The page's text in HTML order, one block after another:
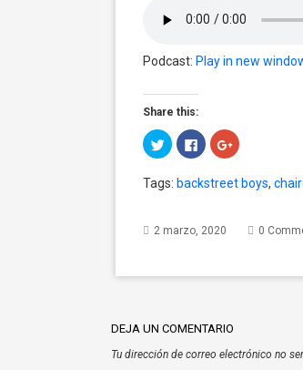
Podcast: Play in new
Share this:
Click
to
share
Twitter
window)
Click
to
share
Facebook
window)
Click
to
Google+
(Opens
window)
Tags: backstreet boys,
2 marzo, 2020 0
DEJA UN COMENTARIO
Tu dirección de correo electrónico no